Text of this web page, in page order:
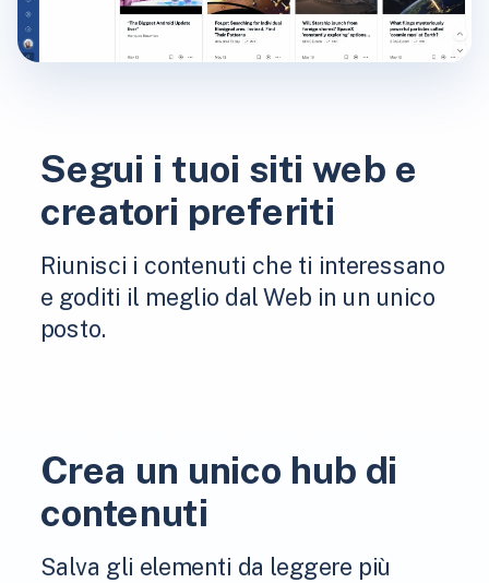
Segui i tuoi siti web e
creatori preferiti
Riunisci i contenuti che ti interessano
e goditi il ​​meglio dal Web in un unico
posto.
Crea un unico hub di
contenuti
Salva gli elementi da leggere più